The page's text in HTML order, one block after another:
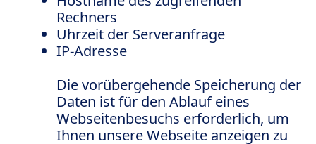
Rechners
Uhrzeit der Serveranfrage
IP-Adresse
Die vorübergehende Speicherung der
Daten ist für den Ablauf eines
Webseitenbesuchs erforderlich, um
Ihnen unsere Webseite anzeigen zu